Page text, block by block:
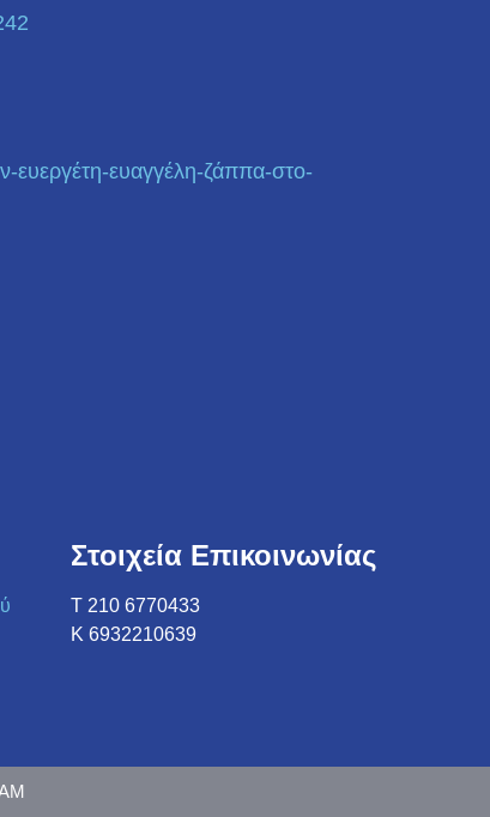
-ευεργέτη-ευαγγέλη-ζάππα-στο-
Στοιχεία Επικοινωνίας
Τ 210 6770433
K 6932210639